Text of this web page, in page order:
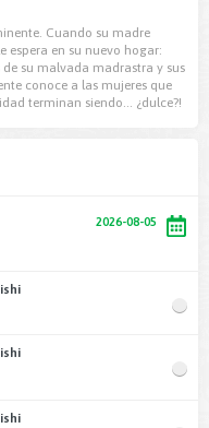
Cuando su madre
espera en su nuevo hogar:
su malvada madrastra y sus
conoce a las mujeres que
terminan siendo... ¿dulce?!
2026-08-05